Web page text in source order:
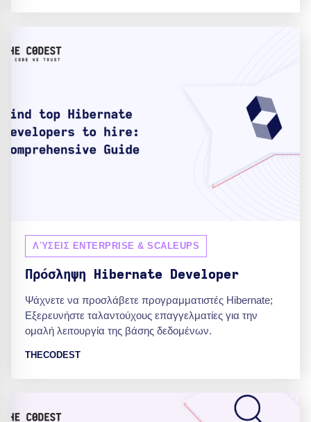
ΛΎΣΕΙΣ ENTERPRISE & SCALEUPS
Πρόσληψη Hibernate Developer
Ψάχνετε να προσλάβετε προγραμματιστές Hibernate;
Εξερευνήστε ταλαντούχους επαγγελματίες για την
ομαλή λειτουργία της βάσης δεδομένων.
THECODEST